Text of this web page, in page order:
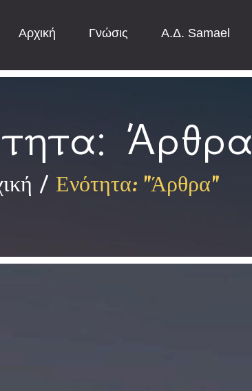
Αρχική Γνώσις Α.Δ. Samael
Άρθρα
Ενότητα: "Άρθρα"